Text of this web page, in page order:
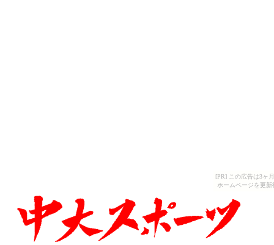
[PR] この広告は3ヶ
ホームページを更